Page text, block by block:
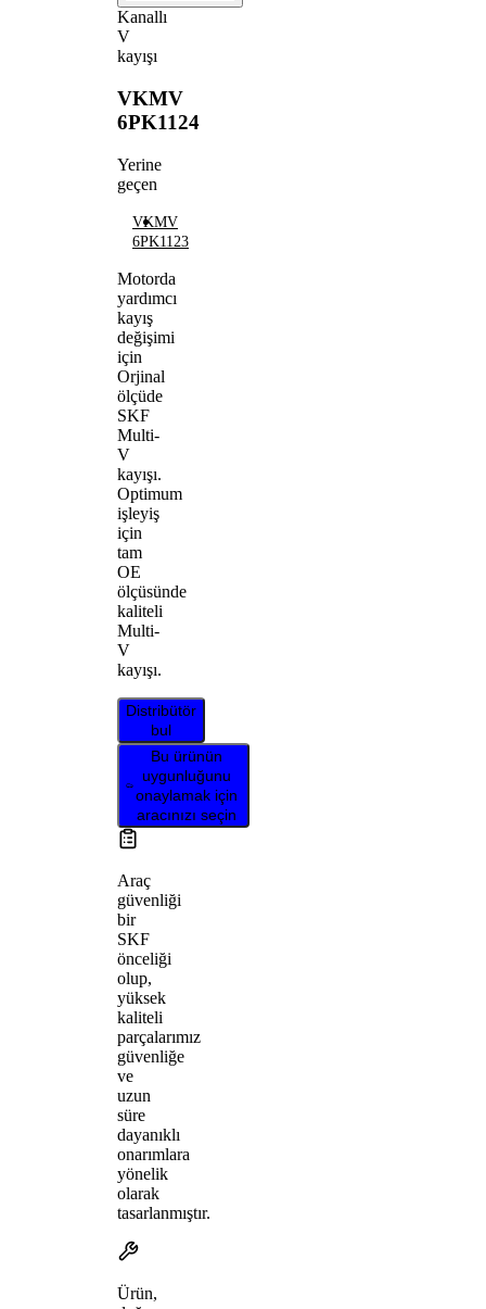
Kanallı
V
kayışı
VKMV
6PK1124
Yerine
geçen
VKMV
6PK1123
Motorda
yardımcı
kayış
değişimi
için
Orjinal
ölçüde
SKF
Multi-
V
kayışı.
Optimum
işleyiş
için
tam
OE
ölçüsünde
kaliteli
Multi-
V
kayışı.
Distribütör
bul
Bu ürünün
uygunluğunu
onaylamak için
aracınızı seçin
Araç
güvenliği
bir
SKF
önceliği
olup,
yüksek
kaliteli
parçalarımız
güvenliğe
ve
uzun
süre
dayanıklı
onarımlara
yönelik
olarak
tasarlanmıştır.
Ürün,